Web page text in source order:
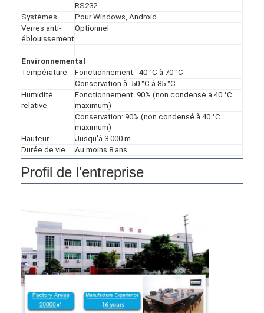
RS232
Systèmes
Pour Windows, Android
Verres anti-
éblouissement
Optionnel
Environnemental
Température
Fonctionnement: -40 °C à 70 °C
Conservation à -50 °C à 85 °C
Humidité
relative
Fonctionnement: 90% (non condensé à 40 °C
maximum)
Conservation: 90% (non condensé à 40 °C
maximum)
Hauteur
Jusqu'à 3 000 m
Durée de vie
Au moins 8 ans
Profil de l'entreprise